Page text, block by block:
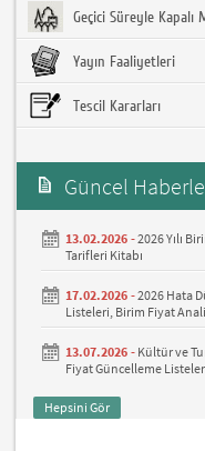
Geçici Süreyle
Yayın Faaliyetleri
Tescil Kararları
Güncel
13.02.2026 -2026 Yılı
Tarifleri Kitabı
17.02.2026 -2026 Hata
Listeleri, Birim Fiyat
13.07.2026 - Kültür ve
Fiyat Güncelleme
Hepsini Gör